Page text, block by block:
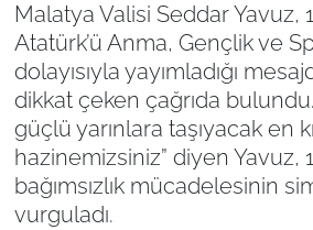
Malatya Valisi Seddar Yavuz,
Atatürk’ü Anma, Gençlik ve
dolayısıyla yayımladığı
dikkat çeken çağrıda
güçlü yarınlara taşıyacak en
hazinemizsiniz” diyen Yavuz,
bağımsızlık mücadelesinin
vurguladı.